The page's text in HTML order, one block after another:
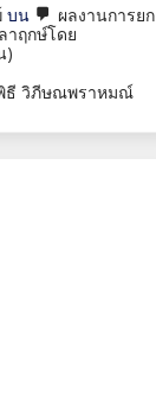
บน
ผลงานการยก
าฤกษ์โดย
)
ธี วิภีษณพราหมณ์